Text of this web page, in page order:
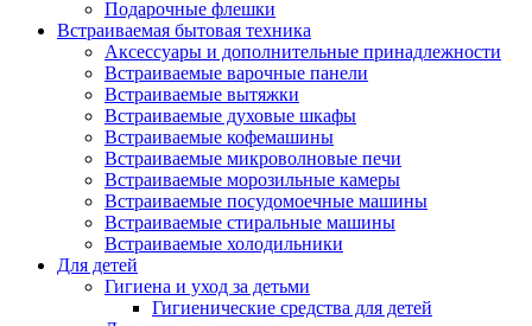
Подарочные флешки
Встраиваемая бытовая техника
Аксессуары и дополнительные принадлежности
Встраиваемые варочные панели
Встраиваемые вытяжки
Встраиваемые духовые шкафы
Встраиваемые кофемашины
Встраиваемые микроволновые печи
Встраиваемые морозильные камеры
Встраиваемые посудомоечные машины
Встраиваемые стиральные машины
Встраиваемые холодильники
Для детей
Гигиена и уход за детьми
Гигиенические средства для детей